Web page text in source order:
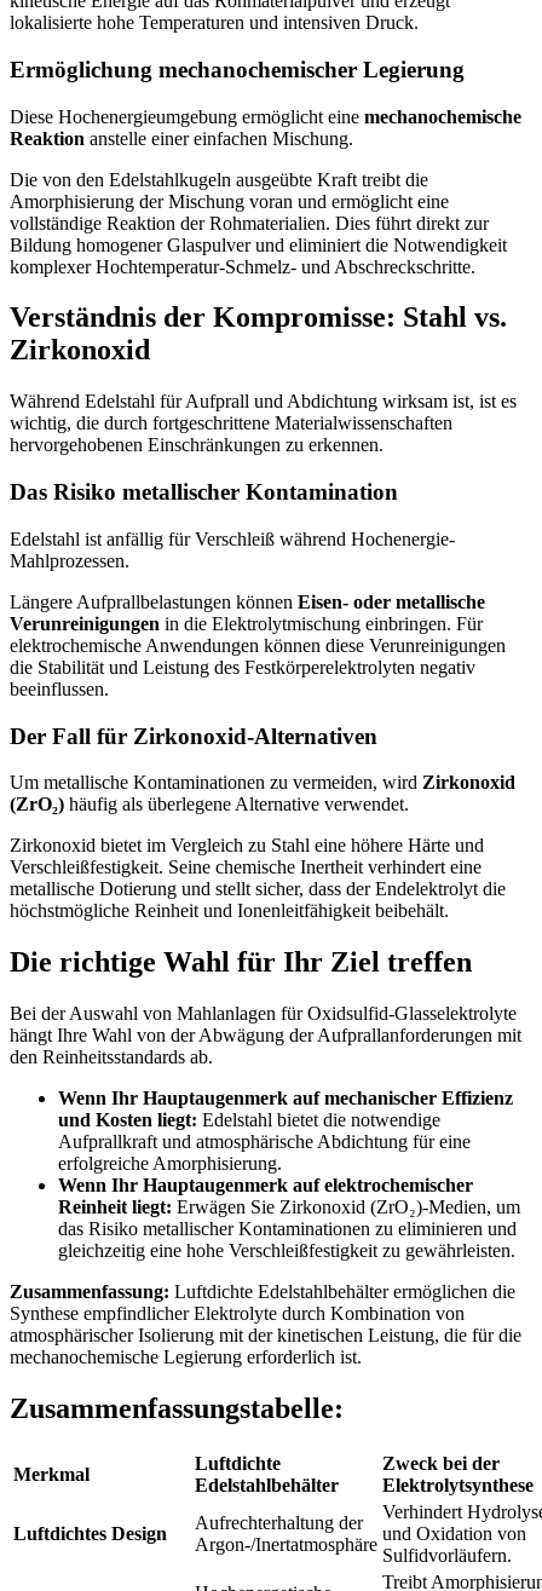
lokalisierte hohe Temperaturen und intensiven Druck.
Ermöglichung mechanochemischer Legierung
Diese Hochenergieumgebung ermöglicht eine mechanochemische
Reaktion anstelle einer einfachen Mischung.
Die von den Edelstahlkugeln ausgeübte Kraft treibt die
Amorphisierung der Mischung voran und ermöglicht eine
vollständige Reaktion der Rohmaterialien. Dies führt direkt zur
Bildung homogener Glaspulver und eliminiert die Notwendigkeit
komplexer Hochtemperatur-Schmelz- und Abschreckschritte.
Verständnis der Kompromisse: Stahl vs.
Zirkonoxid
Während Edelstahl für Aufprall und Abdichtung wirksam ist, ist es
wichtig, die durch fortgeschrittene Materialwissenschaften
hervorgehobenen Einschränkungen zu erkennen.
Das Risiko metallischer Kontamination
Edelstahl ist anfällig für Verschleiß während Hochenergie-
Mahlprozessen.
Längere Aufprallbelastungen können Eisen- oder metallische
Verunreinigungen in die Elektrolytmischung einbringen. Für
elektrochemische Anwendungen können diese Verunreinigungen
die Stabilität und Leistung des Festkörperelektrolyten negativ
beeinflussen.
Der Fall für Zirkonoxid-Alternativen
Um metallische Kontaminationen zu vermeiden, wird Zirkonoxid
(ZrO₂) häufig als überlegene Alternative verwendet.
Zirkonoxid bietet im Vergleich zu Stahl eine höhere Härte und
Verschleißfestigkeit. Seine chemische Inertheit verhindert eine
metallische Dotierung und stellt sicher, dass der Endelektrolyt die
höchstmögliche Reinheit und Ionenleitfähigkeit beibehält.
Die richtige Wahl für Ihr Ziel treffen
Bei der Auswahl von Mahlanlagen für Oxidsulfid-Glasselektrolyte
hängt Ihre Wahl von der Abwägung der Aufprallanforderungen mit
den Reinheitsstandards ab.
Wenn Ihr Hauptaugenmerk auf mechanischer Effizienz
und Kosten liegt: Edelstahl bietet die notwendige
Aufprallkraft und atmosphärische Abdichtung für eine
erfolgreiche Amorphisierung.
Wenn Ihr Hauptaugenmerk auf elektrochemischer
Reinheit liegt: Erwägen Sie Zirkonoxid (ZrO₂)-Medien, um
das Risiko metallischer Kontaminationen zu eliminieren und
gleichzeitig eine hohe Verschleißfestigkeit zu gewährleisten.
Zusammenfassung: Luftdichte Edelstahlbehälter ermöglichen die
Synthese empfindlicher Elektrolyte durch Kombination von
atmosphärischer Isolierung mit der kinetischen Leistung, die für die
mechanochemische Legierung erforderlich ist.
Zusammenfassungstabelle:
Merkmal
Luftdichte
Edelstahlbehälter
Zweck bei der
Elektrolytsynthese
Luftdichtes Design
Aufrechterhaltung der
Argon-/Inertatmosphäre
Verhindert
und Oxidation von
Sulfidvorläufern.
Treibt